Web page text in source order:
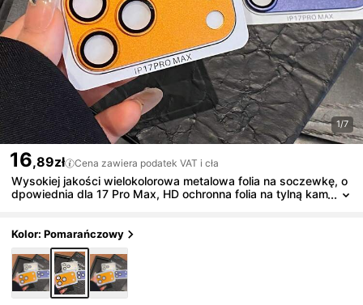
1/7
16,89zł Cena zawiera podatek VAT i cła
Wysokiej jakości wielokolorowa metalowa folia na soczewkę, o
dpowiednia dla 17 Pro Max, HD ochronna folia na tylną kam
Kolor: Pomarańczowy